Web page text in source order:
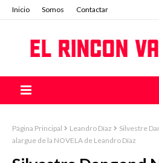
Inicio Somos Contactar
Página Principal Leandro Díaz
Silvestre
alargue de la NOVELA de Leandro Díaz